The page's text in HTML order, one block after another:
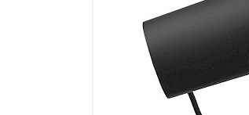
Microfoons
Studio & Recording
Drums & Percussie